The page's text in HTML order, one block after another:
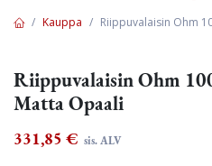
Kauppa Riippuvalaisin Ohm
Riippuvalaisin Ohm
Matta Opaali
331,85 € sis. ALV